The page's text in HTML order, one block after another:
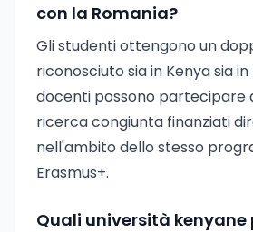
con la Romania?
Gli studenti ottengono un
riconosciuto sia in Kenya sia
docenti possono partecipare
ricerca congiunta finanziati
nell'ambito dello stesso
Erasmus+.
Quali università